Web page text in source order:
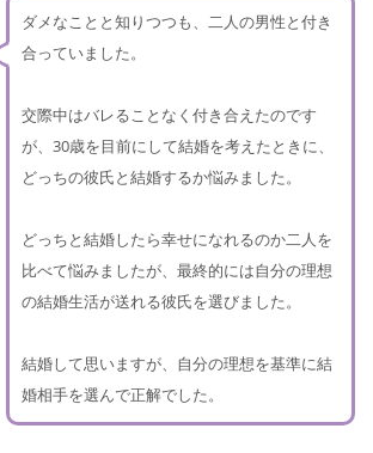
ダメなことと知りつつも、二人の男性と付き
合っていました。
交際中はバレることなく付き合えたのです
が、30歳を目前にして結婚を考えたときに、
どっちの彼氏と結婚するか悩みました。
どっちと結婚したら幸せになれるのか二人を
比べて悩みましたが、最終的には自分の理想
の結婚生活が送れる彼氏を選びました。
結婚して思いますが、自分の理想を基準に結
婚相手を選んで正解でした。